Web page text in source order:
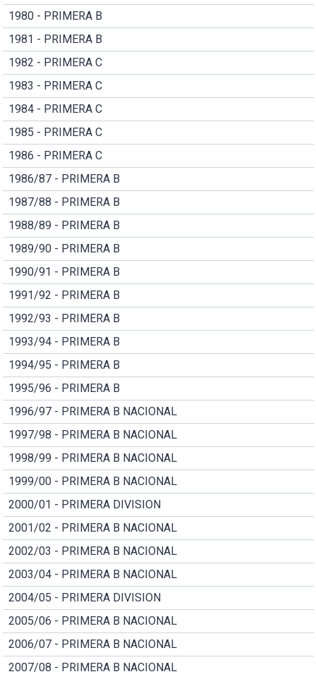
1980 - PRIMERA B
1981 - PRIMERA B
1982 - PRIMERA C
1983 - PRIMERA C
1984 - PRIMERA C
1985 - PRIMERA C
1986 - PRIMERA C
1986/87 - PRIMERA B
1987/88 - PRIMERA B
1988/89 - PRIMERA B
1989/90 - PRIMERA B
1990/91 - PRIMERA B
1991/92 - PRIMERA B
1992/93 - PRIMERA B
1993/94 - PRIMERA B
1994/95 - PRIMERA B
1995/96 - PRIMERA B
1996/97 - PRIMERA B NACIONAL
1997/98 - PRIMERA B NACIONAL
1998/99 - PRIMERA B NACIONAL
1999/00 - PRIMERA B NACIONAL
2000/01 - PRIMERA DIVISION
2001/02 - PRIMERA B NACIONAL
2002/03 - PRIMERA B NACIONAL
2003/04 - PRIMERA B NACIONAL
2004/05 - PRIMERA DIVISION
2005/06 - PRIMERA B NACIONAL
2006/07 - PRIMERA B NACIONAL
2007/08 - PRIMERA B NACIONAL